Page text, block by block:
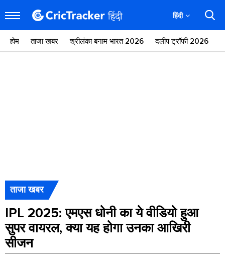
हिंदी
होम ताजा खबर श्रीलंका बनाम भारत 2026 दलीप ट्रॉफी 2026
ताजा खबर
IPL 2025: एमएस धोनी का ये वीडियो हुआ
सुपर वायरल, क्या यह होगा उनका आखिरी
सीजन